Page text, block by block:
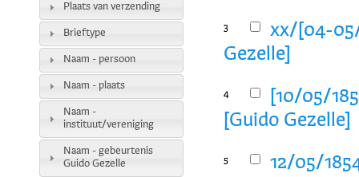
3
xx/[04-05/
Gezelle]
4
[10/05/
[Guido Gezelle]
5 12/05/
Plaats van verzending
Brieftype
Naam - persoon
Naam - plaats
Naam -
instituut/vereniging
Naam - gebeurtenis
Guido Gezelle